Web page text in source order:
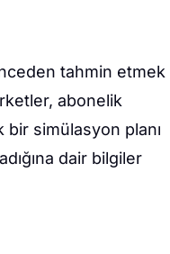
tahmin etmek
abonelik
simülasyon planı
dair bilgiler